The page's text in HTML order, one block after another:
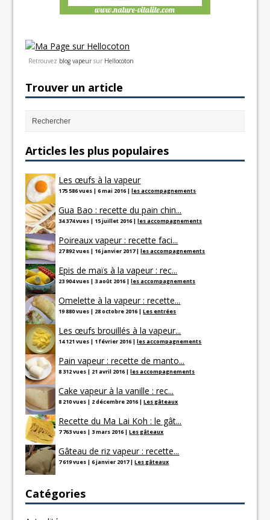
Retrouvez blog vapeur sur Hellocoton
Trouver un article
Articles les plus populaires
Les œufs à la vapeur
175 586 vues |6 mai 2016 |les accompagnements
Gua Bao : recette du pain chin...
34 374 vues | 15 juillet 2016 |les accompagnements
Poireaux vapeur : recette faci...
27 892 vues | 16 janvier 2017|les accompagnements
Epis de maïs à la vapeur : rec...
23 904 vues |3 août 2016 |les accompagnements
Omelette à la vapeur : recette...
19 880 vues | 28 octobre 2016 |Les entrées
Les œufs brouillés à la vapeur...
14 121 vues | 1 février 2016 |les accompagnements
Pain vapeur : recette de manto...
8 312 vues | 21 avril 2016 |les accompagnements
Cake vapeur à la vanille : rec...
8 210 vues | 2 décembre 2016 |Les gâteaux
Recette du Ma Lai Koh : le gât...
7 763 vues |3 mars 2016 |Les gâteaux
Gâteau de riz vapeur : recette...
7 619 vues |6 janvier 2017|Les gâteaux
Catégories